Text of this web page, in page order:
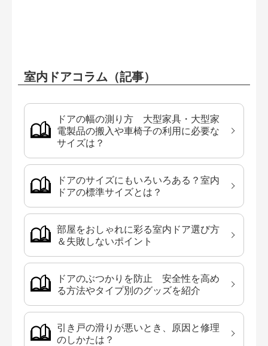
室内ドアコラム（記事）
ドアの幅の測り方 大型家具・大型家
電製品の搬入や車椅子の利用に必要な
サイズは？
ドアのサイズにもいろいろある？室内
ドアの標準サイズとは？
部屋をおしゃれに彩る室内ドア選び方
＆失敗しないポイント
ドアのぶつかりを防止 安全性を高め
る方法やタイプ別のグッズを紹介
引き戸の滑りが悪いとき、原因と修理
のしかたは？